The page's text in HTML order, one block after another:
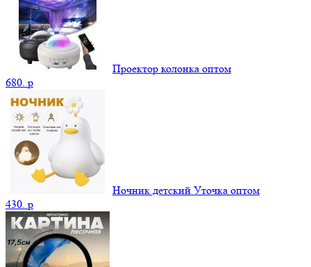
Проектор колонка оптом
680. p
Ночник детский Уточка оптом
430. p